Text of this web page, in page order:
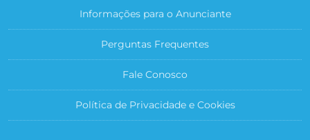
Informações para o Anunciante
Perguntas Frequentes
Fale Conosco
Política de Privacidade e Cookies